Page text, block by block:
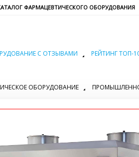
ФАРМАЦЕВТИЧЕСКОГО ОБОРУДОВАНИЯ
С ОТЗЫВАМИ
РЕЙТИНГ ТОП-
ОБОРУДОВАНИЕ